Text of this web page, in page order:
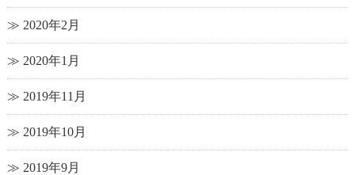
2020年2月
2020年1月
2019年11月
2019年10月
2019年9月